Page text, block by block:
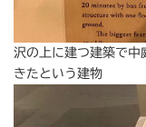
沢の上に建つ建築で中
きたという建物